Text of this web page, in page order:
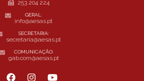
253 204 224
GERAL:
info@aesas.pt
SECRETARIA:
secretaria@aesas.pt
COMUNICAÇÃO:
gab.com@aesas.pt